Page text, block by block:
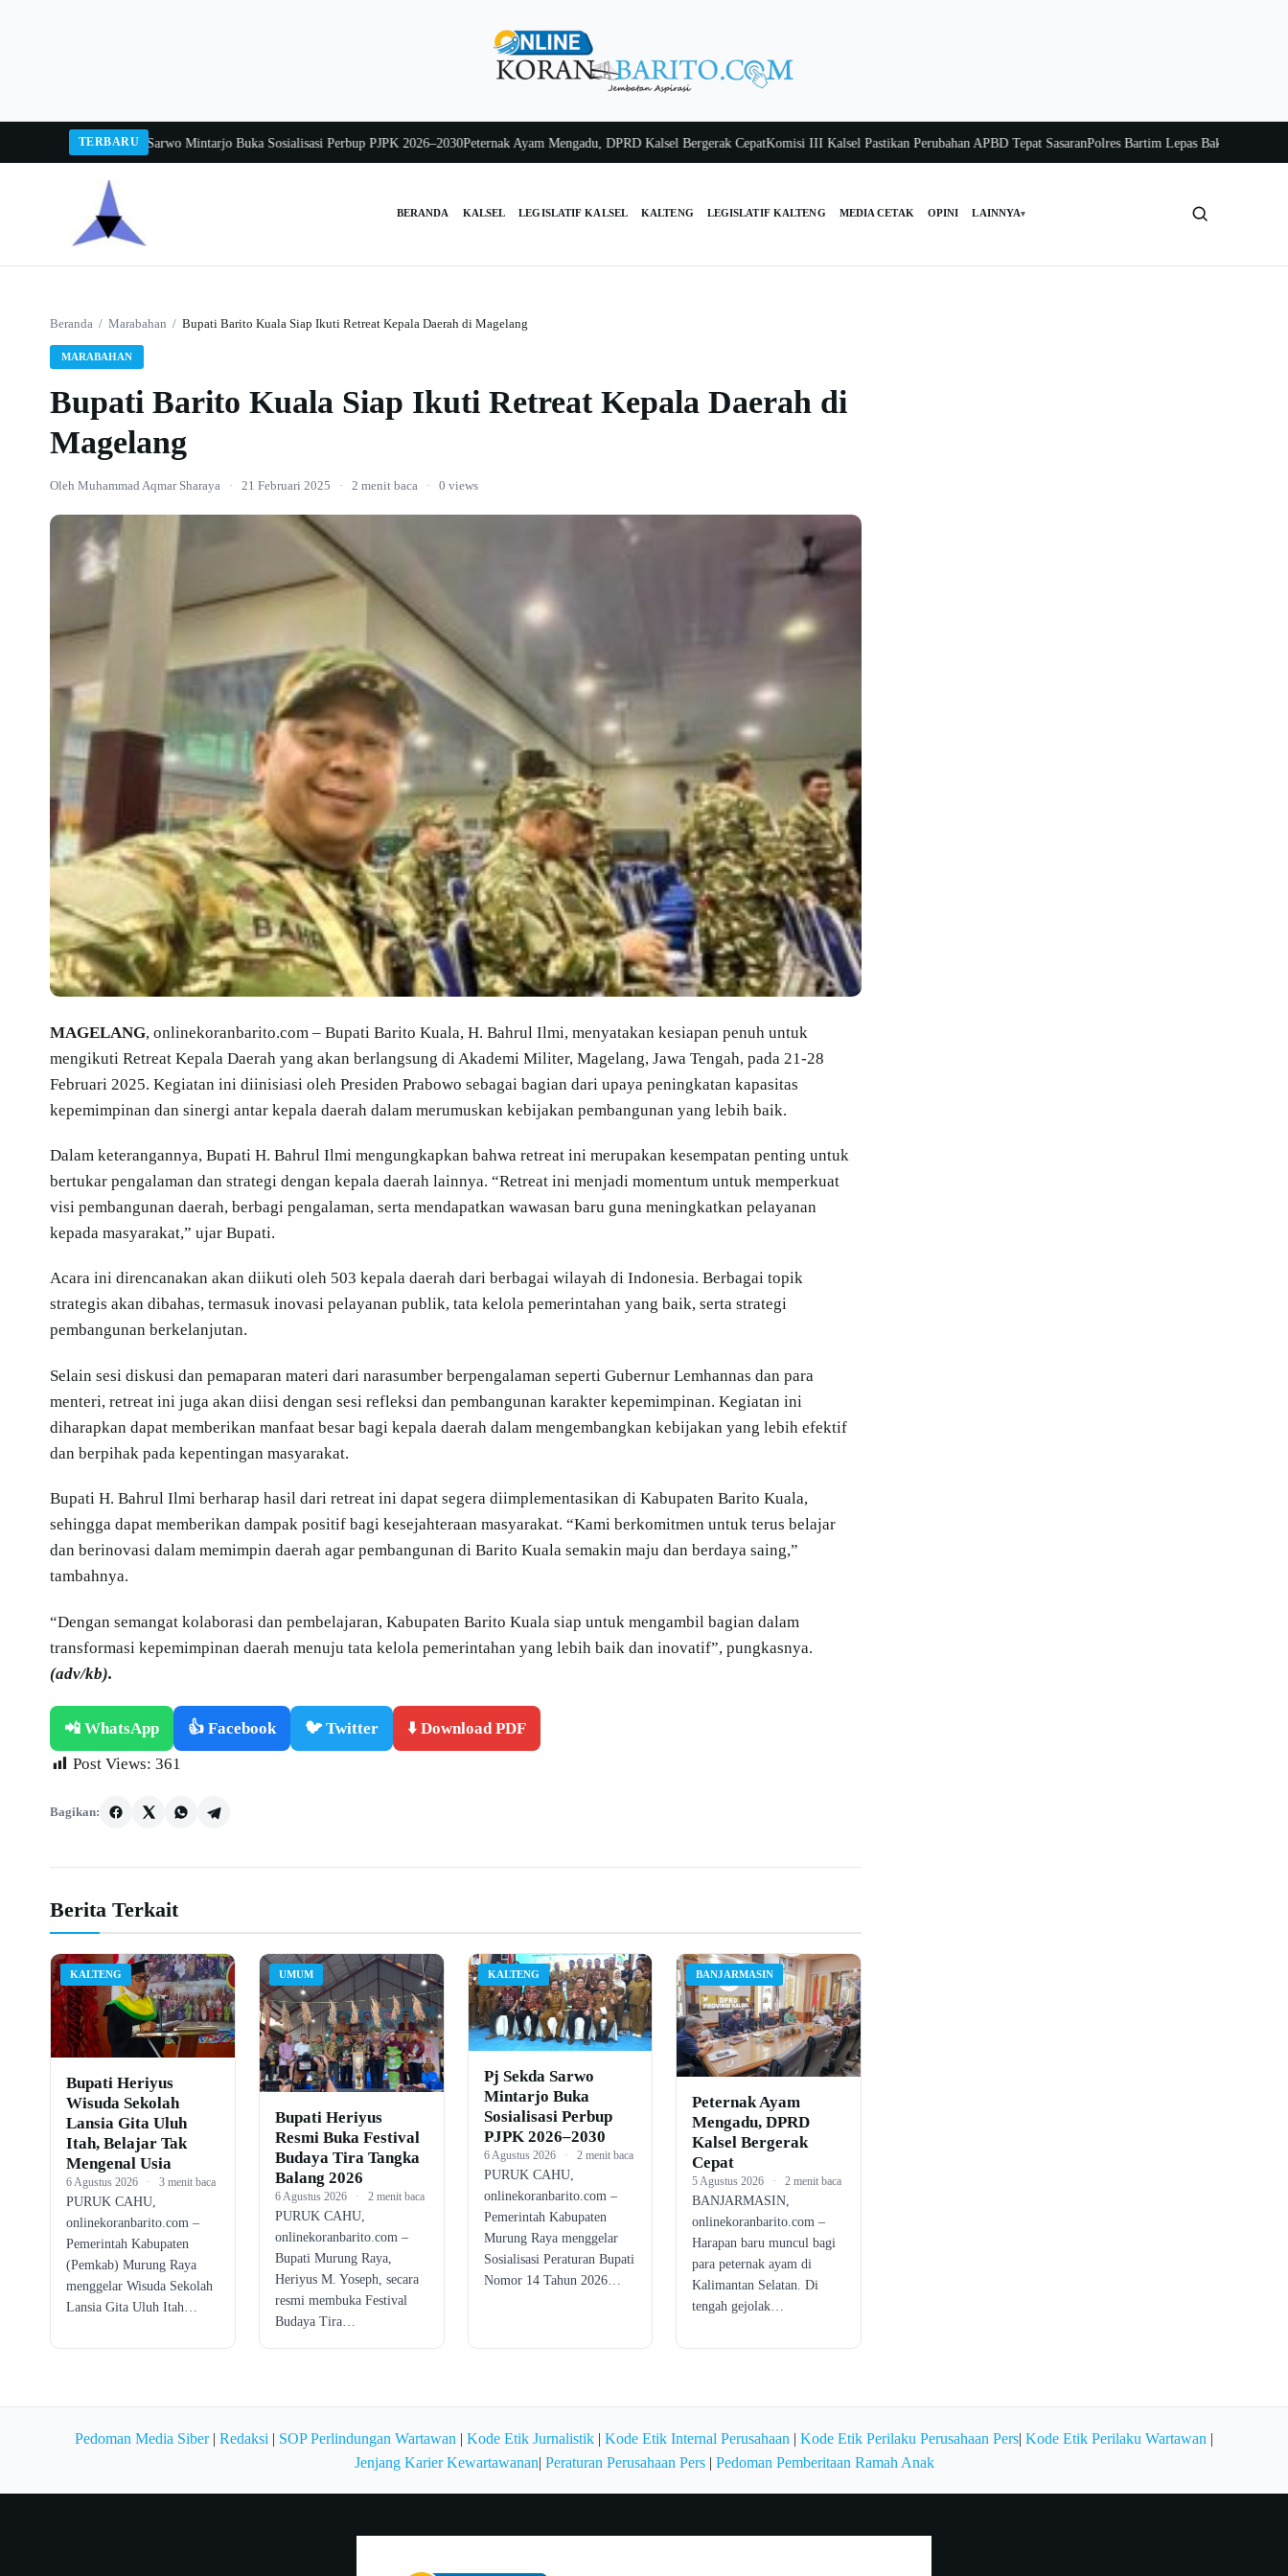
TERBARU
Pj Sekda Sarwo Mintarjo Buka Sosialisasi Perbup PJPK 2026–2030Peternak Ayam Mengadu, DPRD Kalsel Bergerak CepatKomisi III Kalsel Pastikan Perubahan APBD Tepat SasaranPolres Bartim Lepas Bakti Sosial untuk
BERANDA KALSEL LEGISLATIF KALSEL KALTENG LEGISLATIF KALTENG MEDIA CETAK OPINI LAINNYA▾
Beranda / Marabahan / Bupati Barito Kuala Siap Ikuti Retreat Kepala Daerah di Magelang
MARABAHAN
Bupati Barito Kuala Siap Ikuti Retreat Kepala Daerah di
Magelang
Oleh Muhammad Aqmar Sharaya · 21 Februari 2025 · 2 menit baca · 0 views
MAGELANG, onlinekoranbarito.com – Bupati Barito Kuala, H. Bahrul Ilmi, menyatakan kesiapan penuh untuk
mengikuti Retreat Kepala Daerah yang akan berlangsung di Akademi Militer, Magelang, Jawa Tengah, pada 21-28
Februari 2025. Kegiatan ini diinisiasi oleh Presiden Prabowo sebagai bagian dari upaya peningkatan kapasitas
kepemimpinan dan sinergi antar kepala daerah dalam merumuskan kebijakan pembangunan yang lebih baik.
Dalam keterangannya, Bupati H. Bahrul Ilmi mengungkapkan bahwa retreat ini merupakan kesempatan penting untuk
bertukar pengalaman dan strategi dengan kepala daerah lainnya. “Retreat ini menjadi momentum untuk memperkuat
visi pembangunan daerah, berbagi pengalaman, serta mendapatkan wawasan baru guna meningkatkan pelayanan
kepada masyarakat,” ujar Bupati.
Acara ini direncanakan akan diikuti oleh 503 kepala daerah dari berbagai wilayah di Indonesia. Berbagai topik
strategis akan dibahas, termasuk inovasi pelayanan publik, tata kelola pemerintahan yang baik, serta strategi
pembangunan berkelanjutan.
Selain sesi diskusi dan pemaparan materi dari narasumber berpengalaman seperti Gubernur Lemhannas dan para
menteri, retreat ini juga akan diisi dengan sesi refleksi dan pembangunan karakter kepemimpinan. Kegiatan ini
diharapkan dapat memberikan manfaat besar bagi kepala daerah dalam mengembangkan kebijakan yang lebih efektif
dan berpihak pada kepentingan masyarakat.
Bupati H. Bahrul Ilmi berharap hasil dari retreat ini dapat segera diimplementasikan di Kabupaten Barito Kuala,
sehingga dapat memberikan dampak positif bagi kesejahteraan masyarakat. “Kami berkomitmen untuk terus belajar
dan berinovasi dalam memimpin daerah agar pembangunan di Barito Kuala semakin maju dan berdaya saing,”
tambahnya.
“Dengan semangat kolaborasi dan pembelajaran, Kabupaten Barito Kuala siap untuk mengambil bagian dalam
transformasi kepemimpinan daerah menuju tata kelola pemerintahan yang lebih baik dan inovatif”, pungkasnya.
(adv/kb).
📲 WhatsApp 👍 Facebook 🐦 Twitter
⬇️ Download PDF
Post Views: 361
Bagikan:
Berita Terkait
KALTENG
Bupati Heriyus
Wisuda Sekolah
Lansia Gita Uluh
Itah, Belajar Tak
Mengenal Usia
6 Agustus 2026 · 3 menit baca
PURUK CAHU,
onlinekoranbarito.com –
Pemerintah Kabupaten
(Pemkab) Murung Raya
menggelar Wisuda Sekolah
Lansia Gita Uluh Itah…
UMUM
Bupati Heriyus
Resmi Buka Festival
Budaya Tira Tangka
Balang 2026
6 Agustus 2026 · 2 menit baca
PURUK CAHU,
onlinekoranbarito.com –
Bupati Murung Raya,
Heriyus M. Yoseph, secara
resmi membuka Festival
Budaya Tira…
KALTENG
Pj Sekda Sarwo
Mintarjo Buka
Sosialisasi Perbup
PJPK 2026–2030
6 Agustus 2026 · 2 menit baca
PURUK CAHU,
onlinekoranbarito.com –
Pemerintah Kabupaten
Murung Raya menggelar
Sosialisasi Peraturan Bupati
Nomor 14 Tahun 2026…
BANJARMASIN
Peternak Ayam
Mengadu, DPRD
Kalsel Bergerak
Cepat
5 Agustus 2026 · 2 menit baca
BANJARMASIN,
onlinekoranbarito.com –
Harapan baru muncul bagi
para peternak ayam di
Kalimantan Selatan. Di
tengah gejolak…
Pedoman Media Siber| Redaksi | SOP Perlindungan Wartawan | Kode Etik Jurnalistik | Kode Etik Internal Perusahaan | Kode Etik Perilaku Perusahaan Pers| Kode Etik Perilaku Wartawan |
Jenjang Karier Kewartawanan| Peraturan Perusahaan Pers| Pedoman Pemberitaan Ramah Anak